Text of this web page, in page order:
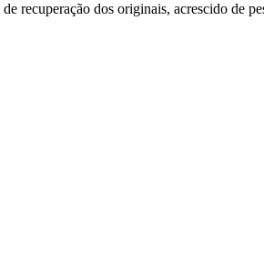
recuperação dos originais, acrescido